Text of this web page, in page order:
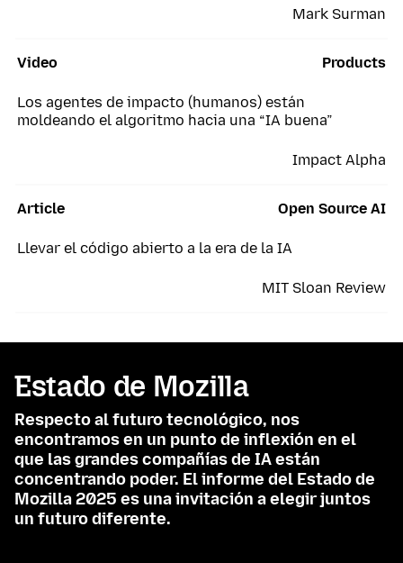
Mark Surman
Video
Impact Alpha
Products
Los agentes de impacto (humanos) están
moldeando el algoritmo hacia una “IA buena”
Article
MIT Sloan Review
Open Source AI
Llevar el código abierto a la era de la IA
Estado de Mozilla
Respecto al futuro tecnológico, nos
encontramos en un punto de inflexión en el
que las grandes compañías de IA están
concentrando poder. El informe del Estado de
Mozilla 2025 es una invitación a elegir juntos
un futuro diferente.